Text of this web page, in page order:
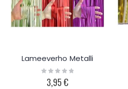
Lameeverho Metalli
Rating:
0%3,95 €